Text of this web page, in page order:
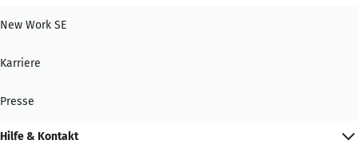
New Work SE
Karriere
Presse
Hilfe & Kontakt